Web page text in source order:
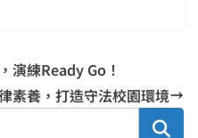
演練Ready Go！
素養，打造守法校園環境